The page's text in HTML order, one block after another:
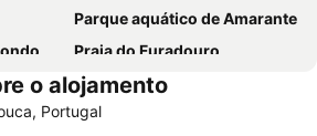
Parque aquático de Amarante
Praia do Furadouro
Igreja de Peso da Régua
Pavilhão Rosa Mota
o alojamento
Portugal